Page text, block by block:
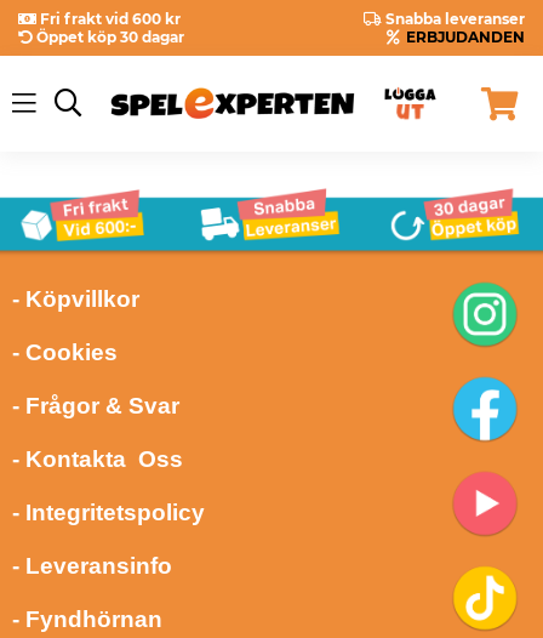
Fri frakt vid 600 kr
Snabba leveranser
Öppet köp 30 dagar
ERBJUDANDEN
- Köpvillkor
- Cookies
- Frågor & Svar
- Kontakta Oss
- Integritetspolicy
- Leveransinfo
- Fyndhörnan